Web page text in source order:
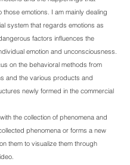
emotions. I am mainly dealing
system that regards emotions as
factors influences the
emotion and unconsciousness.
on the behavioral methods from
and the various products and
newly formed in the commercial
the collection of phenomena and
phenomena or forms a new
them to visualize them through